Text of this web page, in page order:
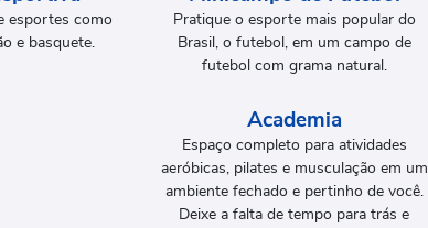
esportes como
e basquete.
Pratique o esporte mais popular do
Brasil, o futebol, em um campo de
futebol com grama natural.
Academia
Espaço completo para atividades
aeróbicas, pilates e musculação em um
ambiente fechado e pertinho de você.
Deixe a falta de tempo para trás e